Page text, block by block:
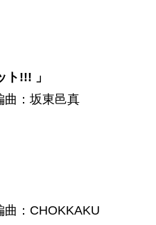
!!! 」
：坂東邑真
：CHOKKAKU